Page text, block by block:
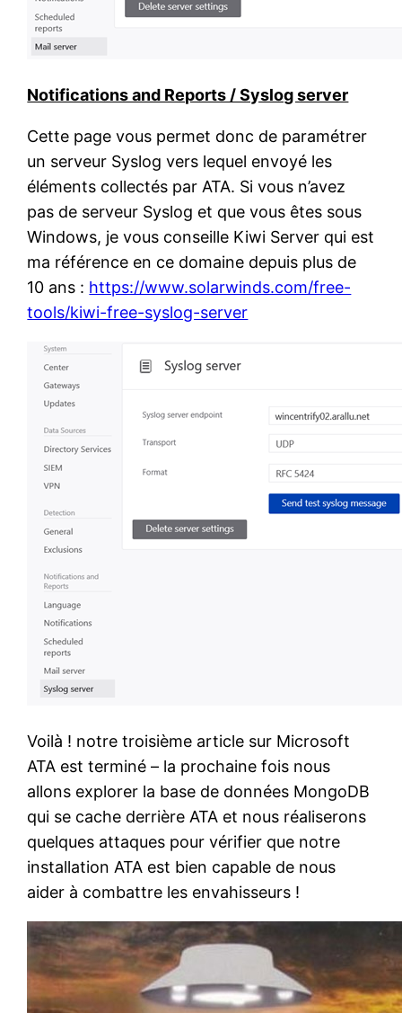
Notifications and Reports / Syslog server
Cette page vous permet donc de paramétrer
un serveur Syslog vers lequel envoyé les
éléments collectés par ATA. Si vous n’avez
pas de serveur Syslog et que vous êtes sous
Windows, je vous conseille Kiwi Server qui est
ma référence en ce domaine depuis plus de
10 ans : https://www.solarwinds.com/free-
tools/kiwi-free-syslog-server
Voilà ! notre troisième article sur Microsoft
ATA est terminé – la prochaine fois nous
allons explorer la base de données MongoDB
qui se cache derrière ATA et nous réaliserons
quelques attaques pour vérifier que notre
installation ATA est bien capable de nous
aider à combattre les envahisseurs !